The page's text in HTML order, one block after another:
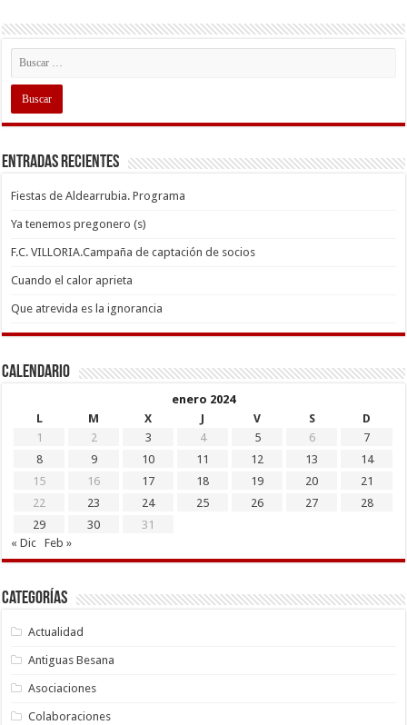
Entradas recientes
Fiestas de Aldearrubia. Programa
Ya tenemos pregonero (s)
F.C. VILLORIA.Campaña de captación de socios
Cuando el calor aprieta
Que atrevida es la ignorancia
Calendario
enero 2024
L
M X J V S
D
1
2 3 4 5 6
7
8
9 10 11 12 13
14
15
16 17 18 19 20
21
22
23 24 25 26 27
28
29
30
31
« Dic
Feb »
Categorías
Actualidad
Antiguas Besana
Asociaciones
Colaboraciones